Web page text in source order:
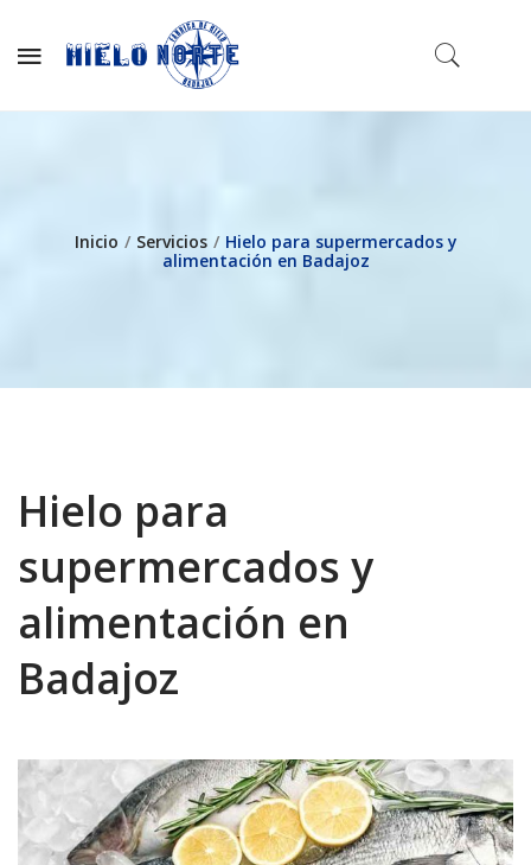
Inicio / Servicios / Hielo para supermercados y
alimentación en Badajoz
Hielo para
supermercados y
alimentación en
Badajoz